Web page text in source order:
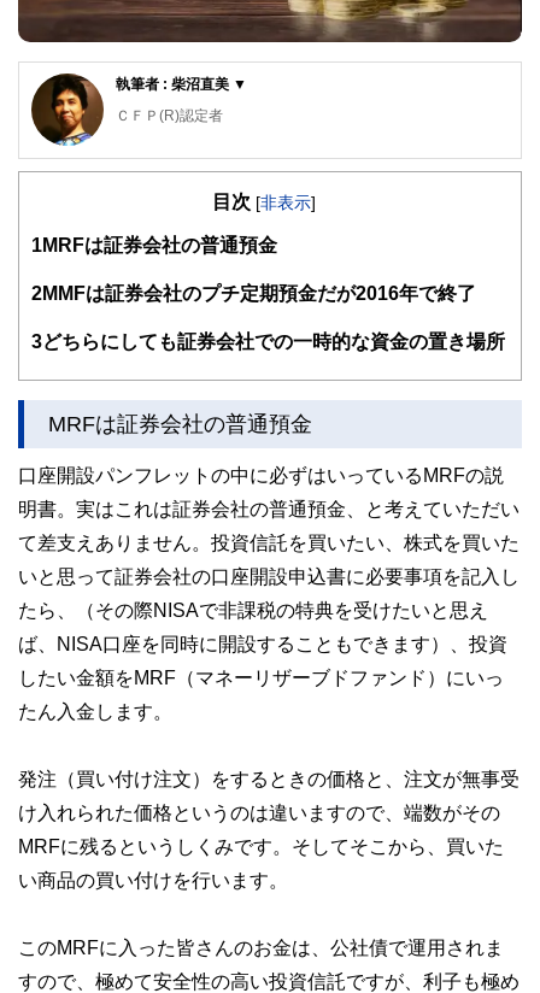
執筆者 : 柴沼直美 ▼
ＣＦＰ(R)認定者
大学を卒業後、保険営業に従事したのち渡米。MBAを修得
を機に現職。3人の子育てから教育費の捻出・方法・留学ま
び・相続発生時の手続きについてもアドバイス経験多数。現
2018年5月まで日本FP協会広報スタッフ
目次 [非表示]
1 MRFは証券会社の普通預金
2 MMFは証券会社のプチ定期預金だが2016年で終了
3どちらにしても証券会社での一時的な資金の置き場所
MRFは証券会社の普通預金
口座開設パンフレットの中に必ずはいっているMRFの説
明書。実はこれは証券会社の普通預金、と考えていただい
て差支えありません。投資信託を買いたい、株式を買いた
いと思って証券会社の口座開設申込書に必要事項を記入し
たら、（その際NISAで非課税の特典を受けたいと思え
ば、NISA口座を同時に開設することもできます）、投資
したい金額をMRF（マネーリザーブドファンド）にいっ
たん入金します。
発注（買い付け注文）をするときの価格と、注文が無事受
け入れられた価格というのは違いますので、端数がその
MRFに残るというしくみです。そしてそこから、買いた
い商品の買い付けを行います。
このMRFに入った皆さんのお金は、公社債で運用されま
すので、極めて安全性の高い投資信託ですが、利子も極め